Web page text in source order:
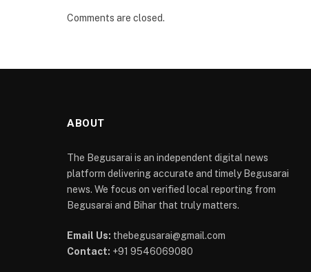
Comments are closed.
ABOUT
The Begusarai is an independent digital news
platform delivering accurate and timely Begusarai
news. We focus on verified local reporting from
Begusarai and Bihar that truly matters.
Email Us: thebegusarai@gmail.com
Contact: +91 9546069080